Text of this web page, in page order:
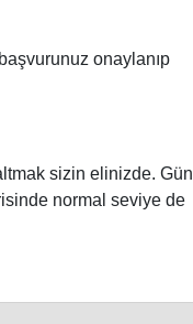
onaylanıp
sizin elinizde. Gün
normal seviye de